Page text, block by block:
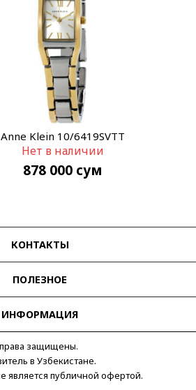
Anne Klein 10/6419SVTT
Нет в наличии
878 000 сум
КОНТАКТЫ
ПОЛЕЗНОЕ
ИНФОРМАЦИЯ
защищены.
в Узбекистане.
является публичной офертой.